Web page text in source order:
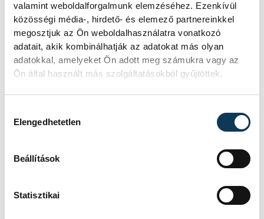
valamint weboldalforgalmunk elemzéséhez. Ezenkívül
közösségi média-, hirdető- és elemező partnereinkkel
megosztjuk az Ön weboldalhasználatra vonatkozó
adatait, akik kombinálhatják az adatokat más olyan
adatokkal, amelyeket Ön adott meg számukra vagy az
Ön által használt más szolgáltatásokból gyűjtöttek.
Elengedhetetlen
Beállítások
Statisztikai
hangsúlyoztaVarga Lászlóaz MVM Zöld
Generáció Kft. ügyvezető igazgatója a
projekt záróünnepségén.
környezetvédelem
MVM Csoport